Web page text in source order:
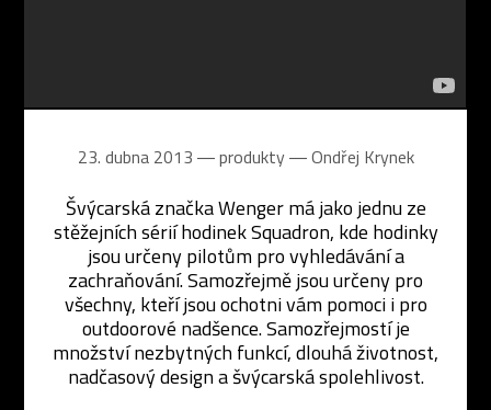
23. dubna 2013 ― produkty ―Ondřej Krynek
Švýcarská značka Wenger má jako jednu ze
stěžejních sérií hodinek Squadron, kde hodinky
jsou určeny pilotům pro vyhledávání a
zachraňování. Samozřejmě jsou určeny pro
všechny, kteří jsou ochotni vám pomoci i pro
outdoorové nadšence. Samozřejmostí je
množství nezbytných funkcí, dlouhá životnost,
nadčasový design a švýcarská spolehlivost.